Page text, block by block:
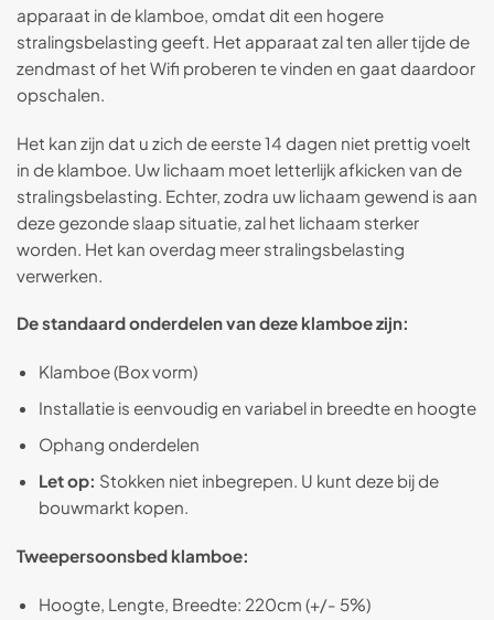
apparaat in de klamboe, omdat dit een hogere
stralingsbelasting geeft. Het apparaat zal ten aller tijde de
zendmast of het Wifi proberen te vinden en gaat daardoor
opschalen.
Het kan zijn dat u zich de eerste 14 dagen niet prettig voelt
in de klamboe. Uw lichaam moet letterlijk afkicken van de
stralingsbelasting. Echter, zodra uw lichaam gewend is aan
deze gezonde slaap situatie, zal het lichaam sterker
worden. Het kan overdag meer stralingsbelasting
verwerken.
De standaard onderdelen van deze klamboe zijn:
Klamboe (Box vorm)
Installatie is eenvoudig en variabel in breedte en hoogte
Ophang onderdelen
Let op: Stokken niet inbegrepen. U kunt deze bij de
bouwmarkt kopen.
Tweepersoonsbed klamboe:
Hoogte, Lengte, Breedte: 220cm (+/- 5%)